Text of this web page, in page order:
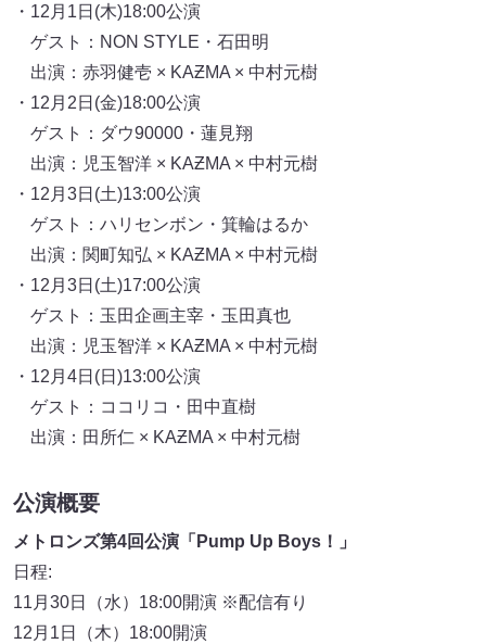
・12月1日(木)18:00公演
ゲスト：NON STYLE・石田明
出演：赤羽健壱 × KAƵMA × 中村元樹
・12月2日(金)18:00公演
ゲスト：ダウ90000・蓮見翔
出演：児玉智洋 × KAƵMA × 中村元樹
・12月3日(土)13:00公演
ゲスト：ハリセンボン・箕輪はるか
出演：関町知弘 × KAƵMA × 中村元樹
・12月3日(土)17:00公演
ゲスト：玉田企画主宰・玉田真也
出演：児玉智洋 × KAƵMA × 中村元樹
・12月4日(日)13:00公演
ゲスト：ココリコ・田中直樹
出演：田所仁 × KAƵMA × 中村元樹
公演概要
メトロンズ第4回公演「Pump Up Boys！」
日程:
11月30日（水）18:00開演 ※配信有り
12月1日（木）18:00開演